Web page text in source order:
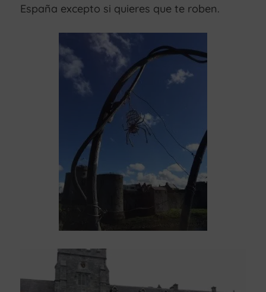
España excepto si quieres que te roben.